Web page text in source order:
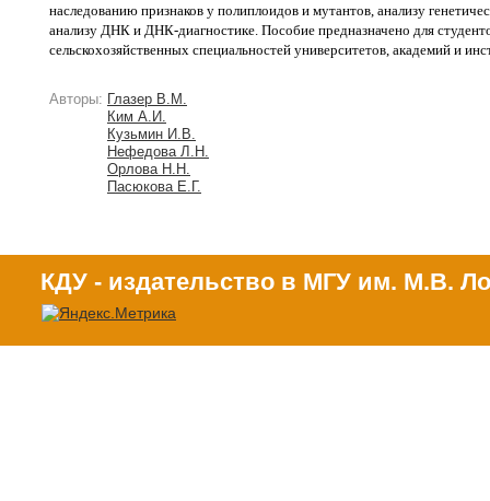
наследованию признаков у полиплоидов и мутантов, анализу
анализу ДНК и ДНК-диагностике. Пособие предназначено для
сельскохозяйственных специальностей университетов, академий и
Авторы: Глазер В.М.
Ким А.И.
Кузьмин И.В.
Нефедова Л.Н.
Орлова Н.Н.
Пасюкова Е.Г.
КДУ - издательство в МГУ им. М.В.